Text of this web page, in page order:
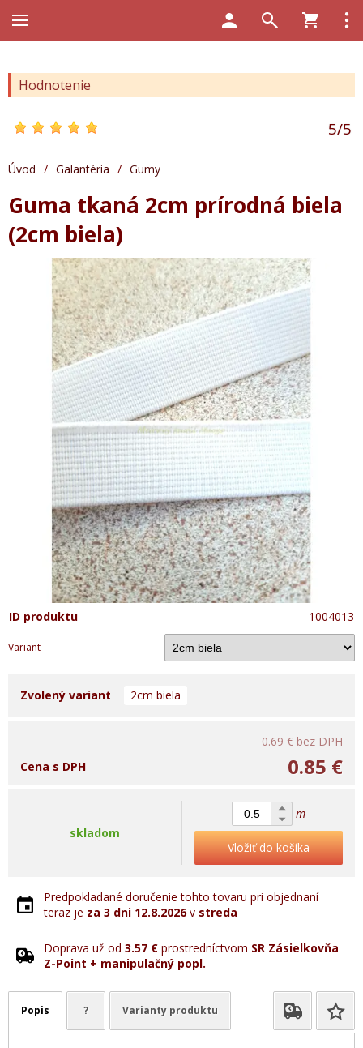
Hodnotenie
5/5
Úvod / Galantéria / Gumy
Guma tkaná 2cm prírodná biela
(2cm biela)
ID produktu 1004013
Variant
Zvolený variant 2cm biela
0.69 € bez DPH
0.85 €
Cena s DPH
skladom
m
Vložiť do košíka
Predpokladané doručenie tohto tovaru pri objednaní
teraz je za 3 dni 12.8.2026v streda
Doprava už od 3.57 € prostredníctvom SR Zásielkovňa
Z-Point + manipulačný popl.
Popis ? Varianty produktu